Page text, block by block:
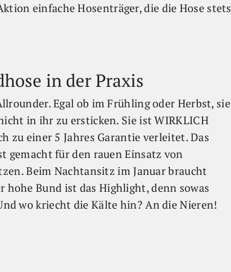
einfache Hosenträger, die die Hose stets
in der Praxis
Egal ob im Frühling oder Herbst, sie
in ihr zu ersticken. Sie ist WIRKLICH
zu einer 5 Jahres Garantie verleitet. Das
gemacht für den rauen Einsatz von
Beim Nachtansitz im Januar braucht
hohe Bund ist das Highlight, denn sowas
wo kriecht die Kälte hin? An die Nieren!